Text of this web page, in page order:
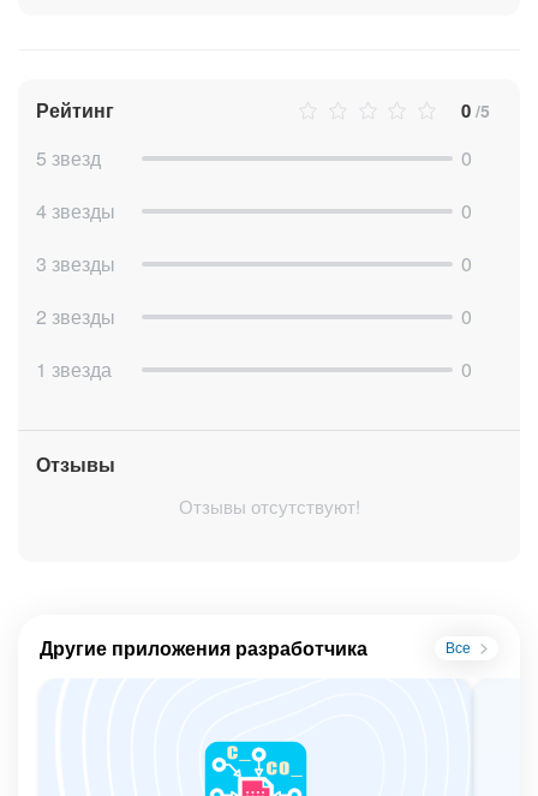
Рейтинг 0 /5
5 звезд
0
4 звезды
0
3 звезды
0
2 звезды
0
1 звезда
0
Отзывы
Отзывы отсутствуют!
Другие приложения разработчика Все